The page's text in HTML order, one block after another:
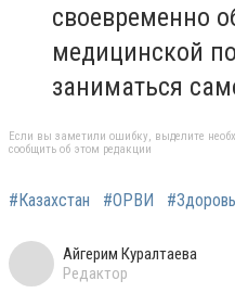
своевременно
медицинской
заниматься
Если вы заметили ошибку, выделите
сообщить об этом редакции
#Казахстан #ОРВИ
Айгерим Куралтаева
Редактор